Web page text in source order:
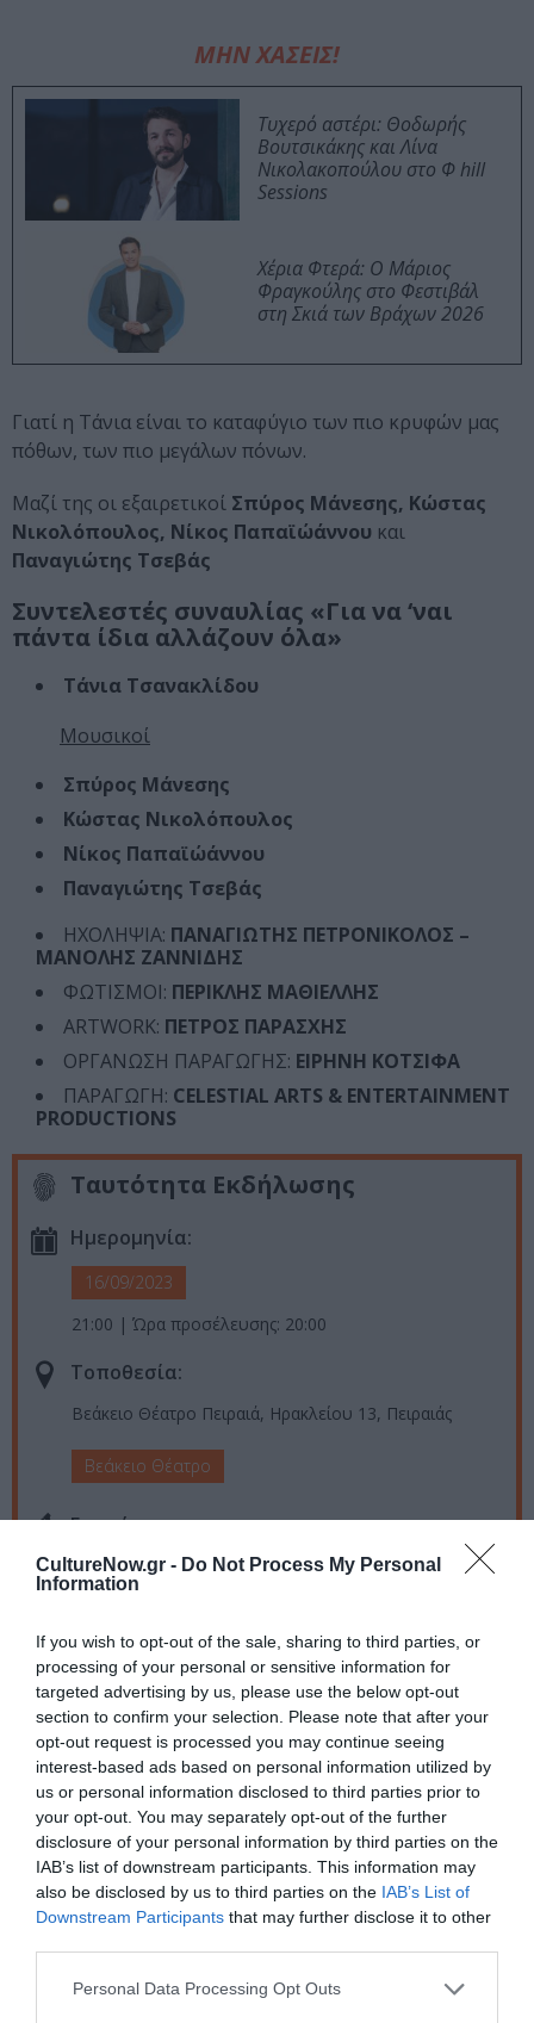
CultureNow.gr - Do Not Process My Personal
Information
If you wish to opt-out of the sale, sharing to third parties, or
processing of your personal or sensitive information for
targeted advertising by us, please use the below opt-out
section to confirm your selection. Please note that after your
opt-out request is processed you may continue seeing
interest-based ads based on personal information utilized by
us or personal information disclosed to third parties prior to
your opt-out. You may separately opt-out of the further
disclosure of your personal information by third parties on the
IAB’s list of downstream participants. This information may
also be disclosed by us to third parties on the IAB’s List of
Downstream Participants that may further disclose it to other
Personal Data Processing Opt Outs
ΜΗΝ ΧΑΣΕΙΣ!
Τυχερό αστέρι: Θοδωρής
Βουτσικάκης και Λίνα
Νικολακοπούλου στο Φ hill
Sessions
Χέρια Φτερά: Ο Μάριος
Φραγκούλης στο Φεστιβάλ
στη Σκιά των Βράχων 2026
Γιατί η Τάνια είναι το καταφύγιο των πιο κρυφών μας
πόθων, των πιο μεγάλων πόνων.
Μαζί της οι εξαιρετικοί Σπύρος Μάνεσης, Κώστας
Νικολόπουλος​, ​Νίκος Παπαϊώάννου​ και
Παναγιώτης Τσεβάς
Συντελεστές συναυλίας «Για να ‘ναι
πάντα ίδια αλλάζουν όλα»
Τάνια Τσανακλίδου
Μουσικοί
Σπύρος Μάνεσης
Κώστας Νικολόπουλος​
Νίκος Παπαϊώάννου​
Παναγιώτης Τσεβάς
ΗΧΟΛΗΨΙΑ: ΠΑΝΑΓΙΩΤΗΣ ΠΕΤΡΟΝΙΚΟΛΟΣ –
ΜΑΝΟΛΗΣ ΖΑΝΝΙΔΗΣ
ΦΩΤΙΣΜΟΙ: ΠΕΡΙΚΛΗΣ ΜΑΘΙΕΛΛΗΣ
ARTWORK: ΠΕΤΡΟΣ ΠΑΡΑΣΧΗΣ
ΟΡΓΑΝΩΣΗ ΠΑΡΑΓΩΓΗΣ: ΕΙΡΗΝΗ ΚΟΤΣΙΦΑ
ΠΑΡΑΓΩΓΗ: CELESTIAL ARTS & ENTERTAIΝMENT
PRODUCTIONS
Ταυτότητα Εκδήλωσης
Ημερομηνία:
16/09/2023
21:00 | Ώρα προσέλευσης: 20:00
Τοποθεσία:
Βεάκειο Θέατρο Πειραιά, Ηρακλείου 13, Πειραιάς
Βεάκειο Θέατρο
Eισιτήρια:
Κανονικό: 20€ | Μειωμένο: 16€ (άνω των 65, ΑΜΕΑ,
φοιτητές, ανέργων)
Πληροφορίες / Κρατήσεις:
Τηλ.: 21 0422 6330
Ακολουθήστε το Culturenow.gr στοGoogle News
μάθετε πρώτοι όλες τις ειδήσεις
Δείτε όλα τα τελευταία νέαγια την Τέχνη και τον
Πολιτισμό στοCulturenow.gr
Νέοι Διαγωνισμοί❯
Tags